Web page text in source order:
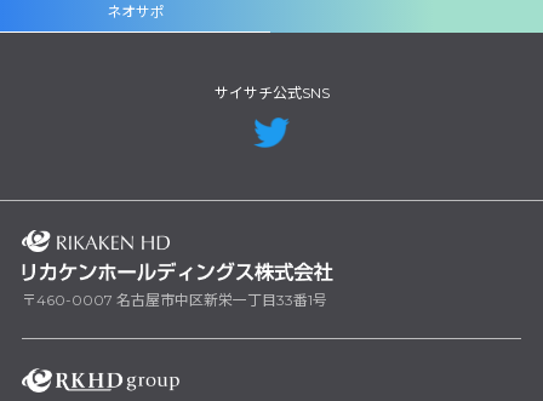
ネオサポ
サイサチ公式SNS
〒460-0007 名古屋市中区新栄一丁目33番1号